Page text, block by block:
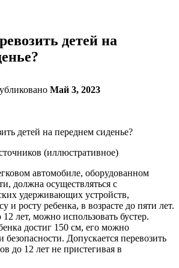
детей на
Май 3, 2023
(иллюстративное)
автомобиле, оборудованном
должна осуществляться с
удерживающих устройств,
и росту ребенка, в возрасте до пяти лет.
лет, можно использовать бустер.
достиг 150 см, его можно
безопасности. Допускается перевозить
до 12 лет не пристегивая в